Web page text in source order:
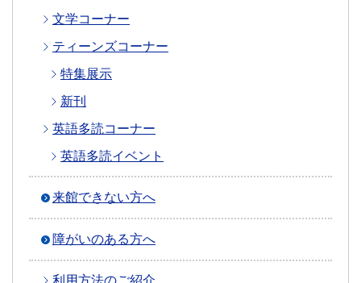
文学コーナー
ティーンズコーナー
特集展示
新刊
英語多読コーナー
英語多読イベント
来館できない方へ
障がいのある方へ